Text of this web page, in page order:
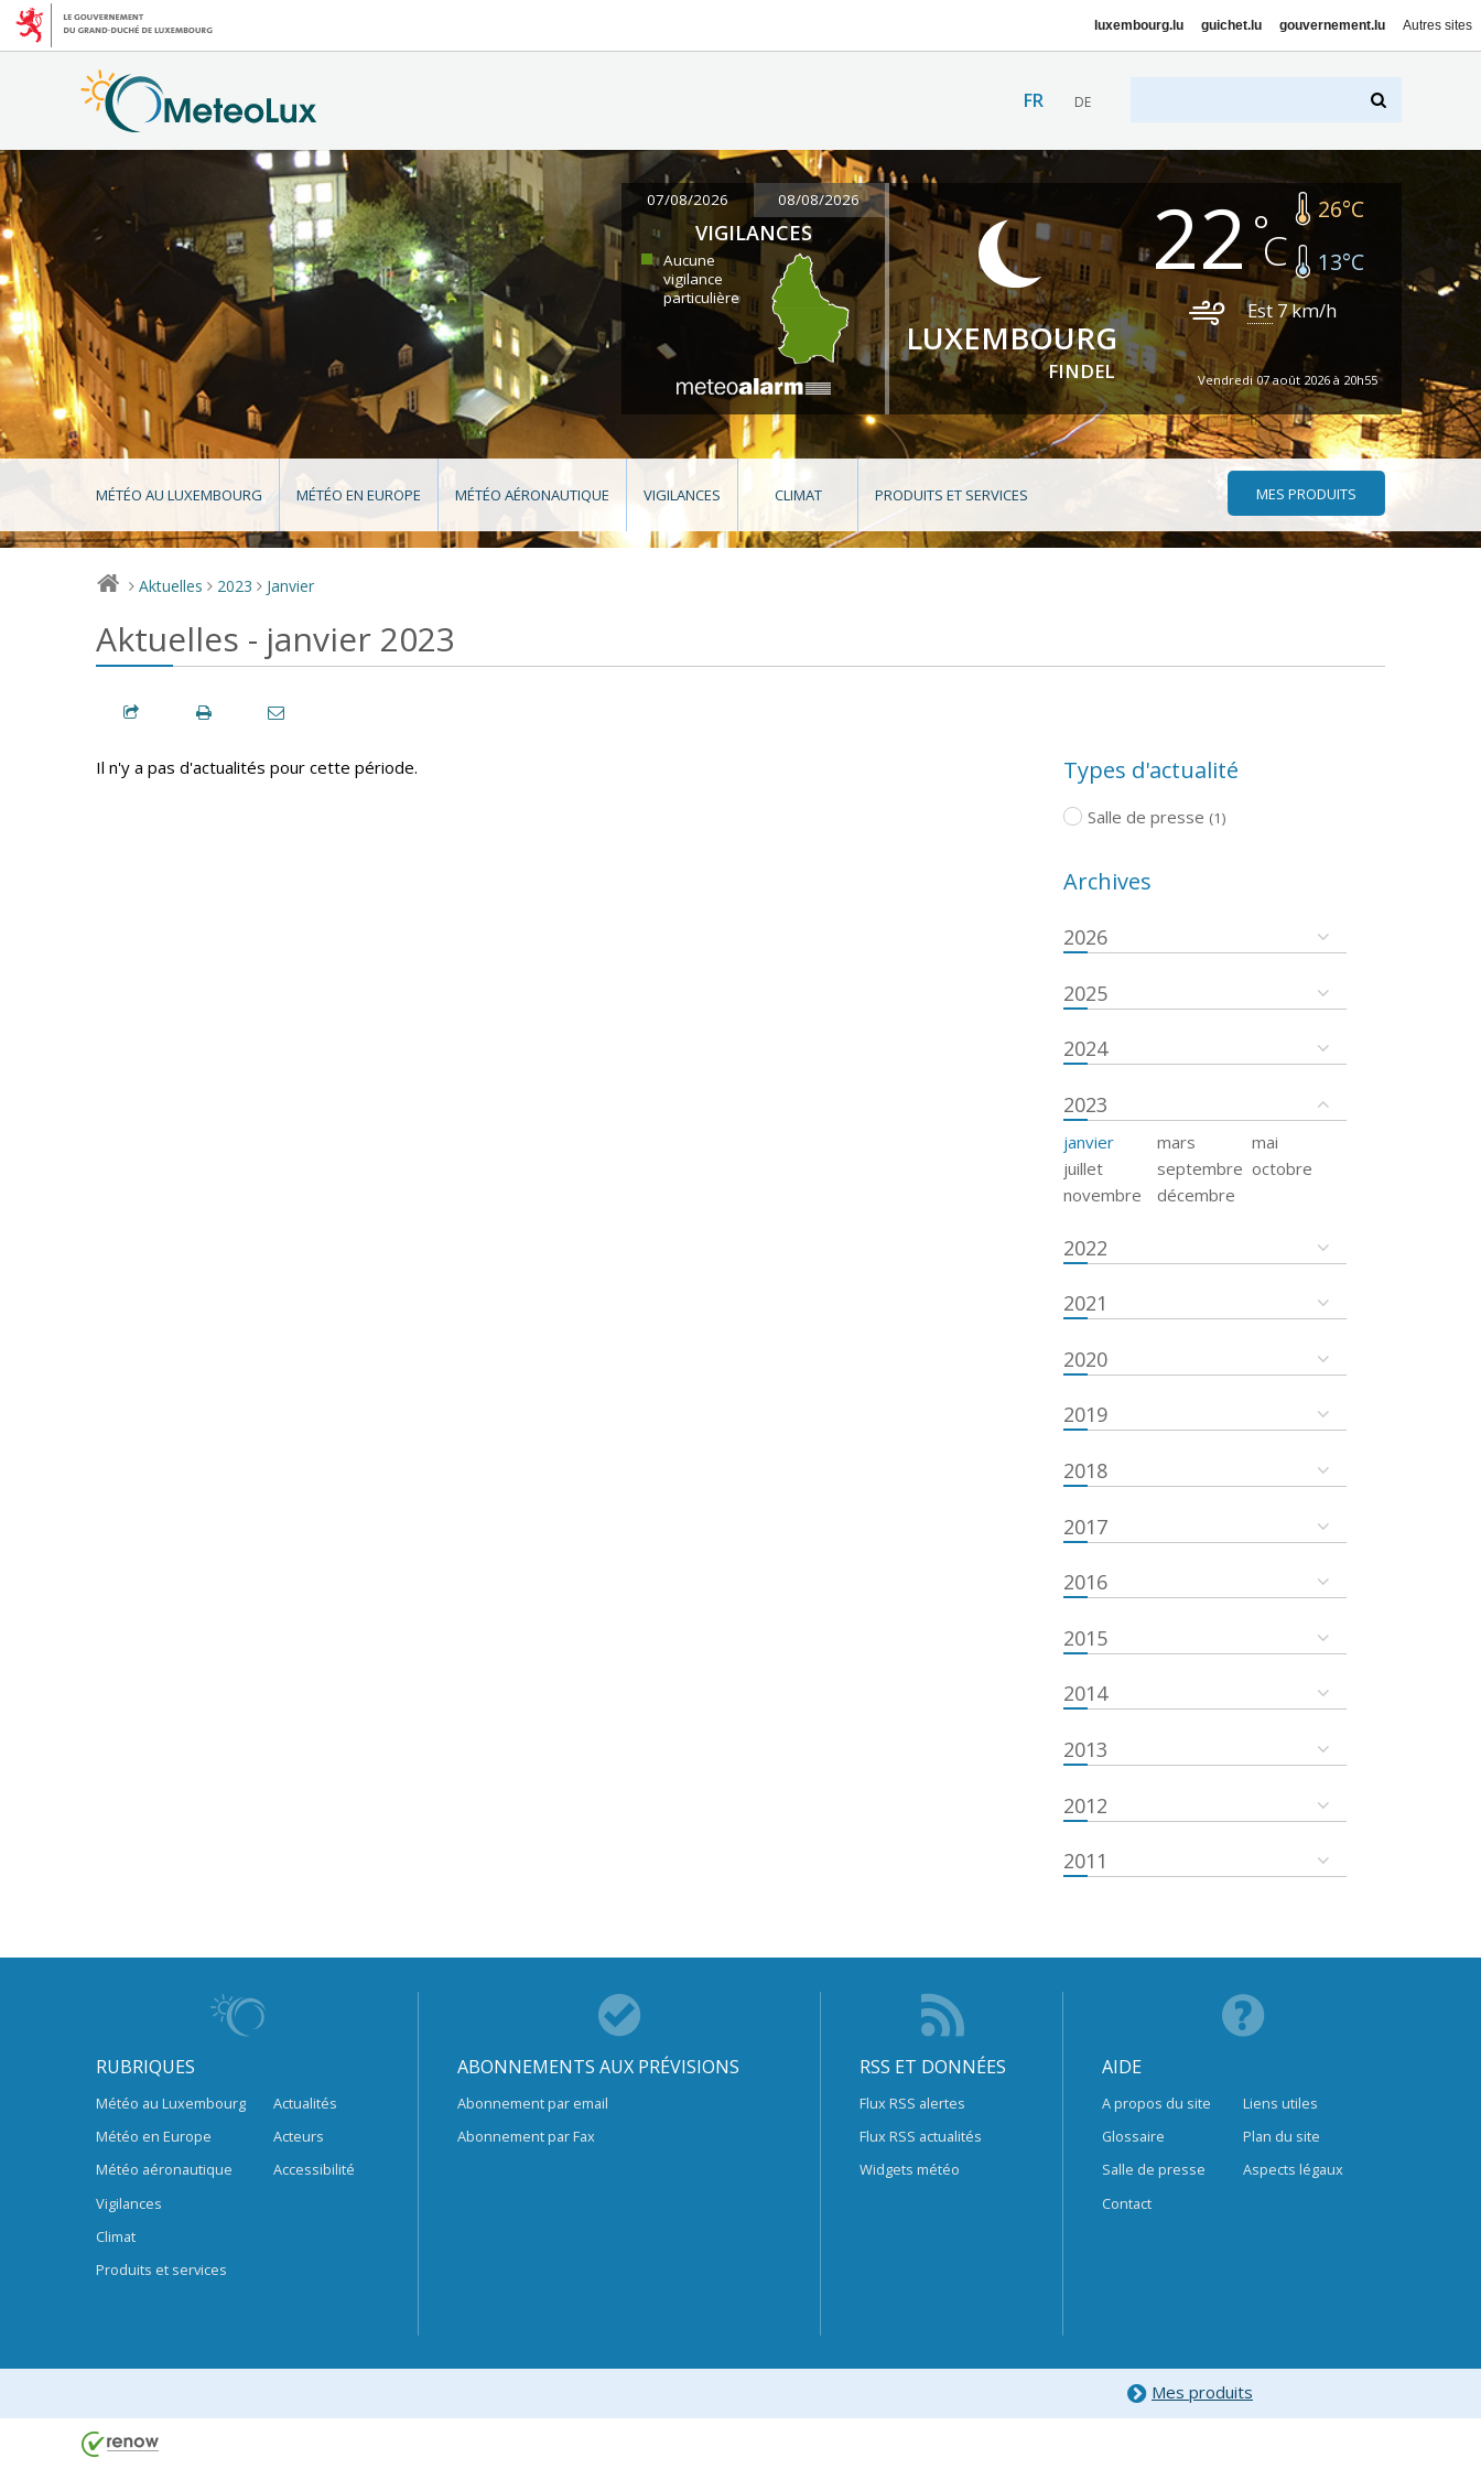
luxembourg.lu guichet.lu gouvernement.lu Autres sites
FR DE
07/08/2026 08/08/2026
VIGILANCES
Aucune
vigilance
particulière
LUXEMBOURG
FINDEL
22 26°C
13°C
Est 7km/h
Vendredi 07 août 2026 à 20h55
MÉTÉO AU LUXEMBOURG MÉTÉO EN EUROPE MÉTÉO AÉRONAUTIQUE VIGILANCES CLIMAT PRODUITS ET SERVICES MES PRODUITS
> Aktuelles > 2023 > Janvier
Aktuelles - janvier 2023
Il n'y a pas d'actualités pour cette période. Types d'actualité
Salle de presse (1)
Archives
2026
2025
2024
2023
janvier mars
mai
juillet
septembre octobre
novembre
décembre
2022
2021
2020
2019
2018
2017
2016
2015
2014
2013
2012
2011
RUBRIQUES
Météo au Luxembourg
Météo en Europe
Météo aéronautique
Vigilances
Climat
Produits et services
Actualités
Acteurs
Accessibilité
ABONNEMENTS AUX PRÉVISIONS
Abonnement par email
Abonnement par Fax
RSS ET DONNÉES
Flux RSS alertes
Flux RSS actualités
Widgets météo
AIDE
A propos du site
Glossaire
Salle de presse
Contact
Liens utiles
Plan du site
Aspects légaux
Mes produits